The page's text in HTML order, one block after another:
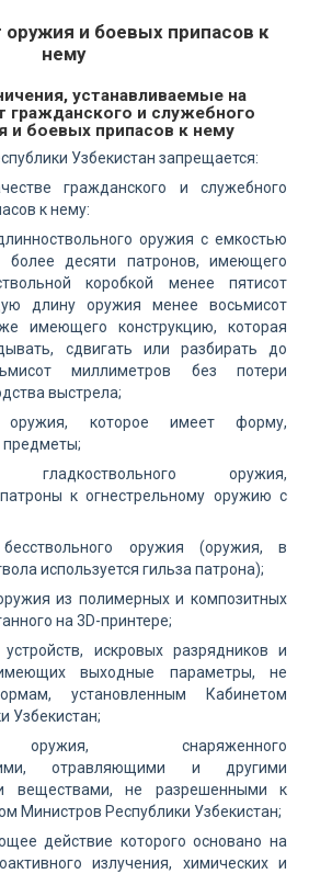
оружия и боевых припасов к
нему
устанавливаемые на
гражданского и служебного
и боевых припасов к нему
Узбекистан запрещается:
гражданского и служебного
к нему:
оружия с емкостью
более десяти патронов, имеющего
коробкой менее пятисот
длину оружия менее восьмисот
имеющего конструкцию, которая
сдвигать или разбирать до
миллиметров без потери
выстрела;
оружия, которое имеет форму,
гладкоствольного оружия,
к огнестрельному оружию с
бесствольного оружия (оружия, в
используется гильза патрона);
из полимерных и композитных
на 3D-принтере;
искровых разрядников и
выходные параметры, не
установленным Кабинетом
Узбекистан;
снаряженного
отравляющими и другими
веществами, не разрешенными к
Министров Республики Узбекистан;
действие которого основано на
излучения, химических и